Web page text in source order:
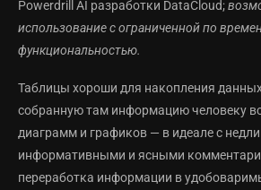
Powerdrill AI разработки DataCloud;
использование с ограниченной по
функциональностью.
Таблицы хороши для накопления
собранную там информацию человеку
диаграмм и графиков — в идеале с
информативными и ясными
переработка информации в